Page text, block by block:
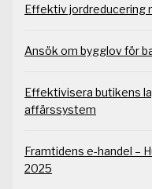
Effektiv jordreducering
Ansök om bygglov för
Effektivisera butikens
affärssystem
Framtidens e-handel –
2025